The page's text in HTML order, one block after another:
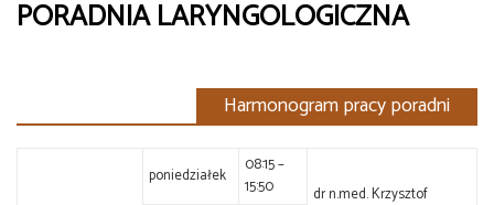
PORADNIA LARYNGOLOGICZNA
Harmonogram pracy poradni
poniedziałek
08:15 –
15:50
dr n.med. Krzysztof